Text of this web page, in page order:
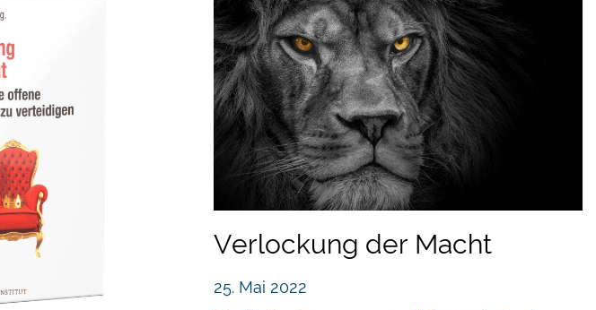
Verlockung der Macht
25. Mai 2022